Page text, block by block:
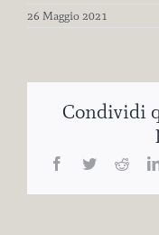
26 Maggio 2021
Condividi
Facebook
Twitter